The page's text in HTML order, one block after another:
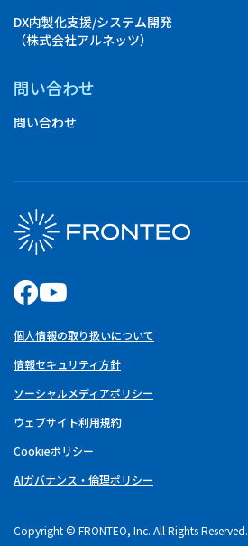
DX内製化支援/システム開発
（株式会社アルネッツ）
問い合わせ
問い合わせ
個人情報の取り扱いについて
情報セキュリティ方針
ソーシャルメディアポリシー
ウェブサイト利用規約
Cookieポリシー
AIガバナンス・倫理ポリシー
Copyright © FRONTEO, Inc. All Rights Reserved.